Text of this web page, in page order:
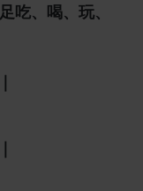
吃、喝、玩、